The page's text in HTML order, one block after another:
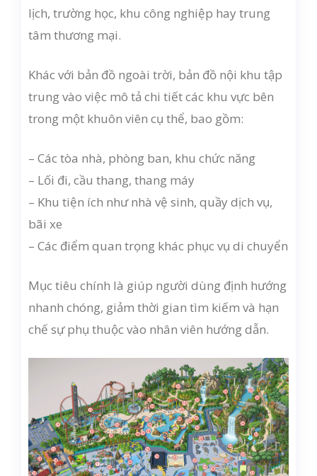
lịch, trường học, khu công nghiệp hay trung
tâm thương mại.
Khác với bản đồ ngoài trời, bản đồ nội khu tập
trung vào việc mô tả chi tiết các khu vực bên
trong một khuôn viên cụ thể, bao gồm:
– Các tòa nhà, phòng ban, khu chức năng
– Lối đi, cầu thang, thang máy
– Khu tiện ích như nhà vệ sinh, quầy dịch vụ,
bãi xe
– Các điểm quan trọng khác phục vụ di chuyển
Mục tiêu chính là giúp người dùng định hướng
nhanh chóng, giảm thời gian tìm kiếm và hạn
chế sự phụ thuộc vào nhân viên hướng dẫn.